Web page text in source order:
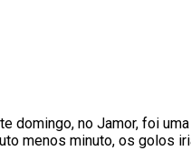
domingo, no Jamor, foi
menos minuto, os golos